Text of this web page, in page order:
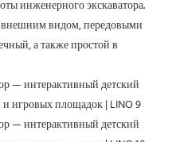
инженерного экскаватора.
видом, передовыми
а также простой в